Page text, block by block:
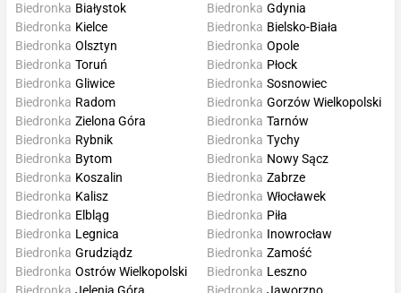
Biedronka Białystok
Biedronka Kielce
Biedronka Gdynia
Biedronka Bielsko-Biała
Biedronka Olsztyn
Biedronka Toruń
Biedronka Gliwice
Biedronka Radom
Biedronka Opole
Biedronka Płock
Biedronka Sosnowiec
Biedronka Gorzów Wielkopolski
Biedronka Zielona Góra
Biedronka Rybnik
Biedronka Bytom
Biedronka Koszalin
Biedronka Tarnów
Biedronka Tychy
Biedronka Nowy Sącz
Biedronka Zabrze
Biedronka Kalisz
Biedronka Elbląg
Biedronka Legnica
Biedronka Grudziądz
Biedronka Włocławek
Biedronka Piła
Biedronka Inowrocław
Biedronka Zamość
Biedronka Ostrów Wielkopolski
Biedronka Leszno